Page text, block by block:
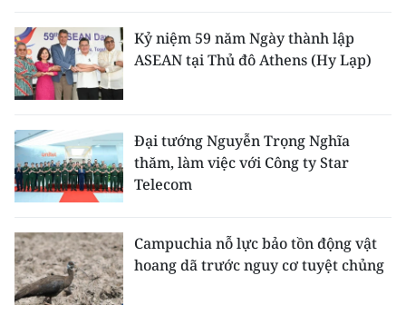
中文
FRANÇAIS
РУССКИЙ
ESPAÑOL
한국어
Kỷ niệm 59 năm Ngày thành lập
ASEAN tại Thủ đô Athens (Hy Lạp)
Đại tướng Nguyễn Trọng Nghĩa
thăm, làm việc với Công ty Star
Telecom
Campuchia nỗ lực bảo tồn động vật
hoang dã trước nguy cơ tuyệt chủng